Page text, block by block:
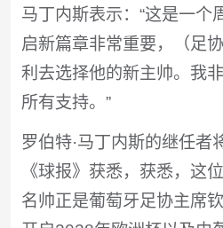
马丁内斯表示：“这是一个
启新篇章非常重要，（足
利去选择他的新主帅。我
所有支持。”
罗伯特·马丁内斯的继任者
《球报》获悉，获悉，这
名帅正是葡萄牙足协主席